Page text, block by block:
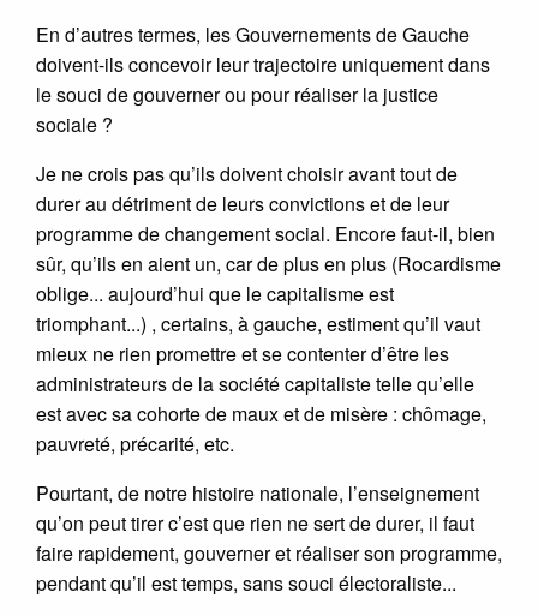
En d’autres termes, les Gouvernements de Gauche
doivent-ils concevoir leur trajectoire uniquement dans
le souci de gouverner ou pour réaliser la justice
sociale ?
Je ne crois pas qu’ils doivent choisir avant tout de
durer au détriment de leurs convictions et de leur
programme de changement social. Encore faut-il, bien
sûr, qu’ils en aient un, car de plus en plus (Rocardisme
oblige... aujourd’hui que le capitalisme est
triomphant...) , certains, à gauche, estiment qu’il vaut
mieux ne rien promettre et se contenter d’être les
administrateurs de la société capitaliste telle qu’elle
est avec sa cohorte de maux et de misère : chômage,
pauvreté, précarité, etc.
Pourtant, de notre histoire nationale, l’enseignement
qu’on peut tirer c’est que rien ne sert de durer, il faut
faire rapidement, gouverner et réaliser son programme,
pendant qu’il est temps, sans souci électoraliste...